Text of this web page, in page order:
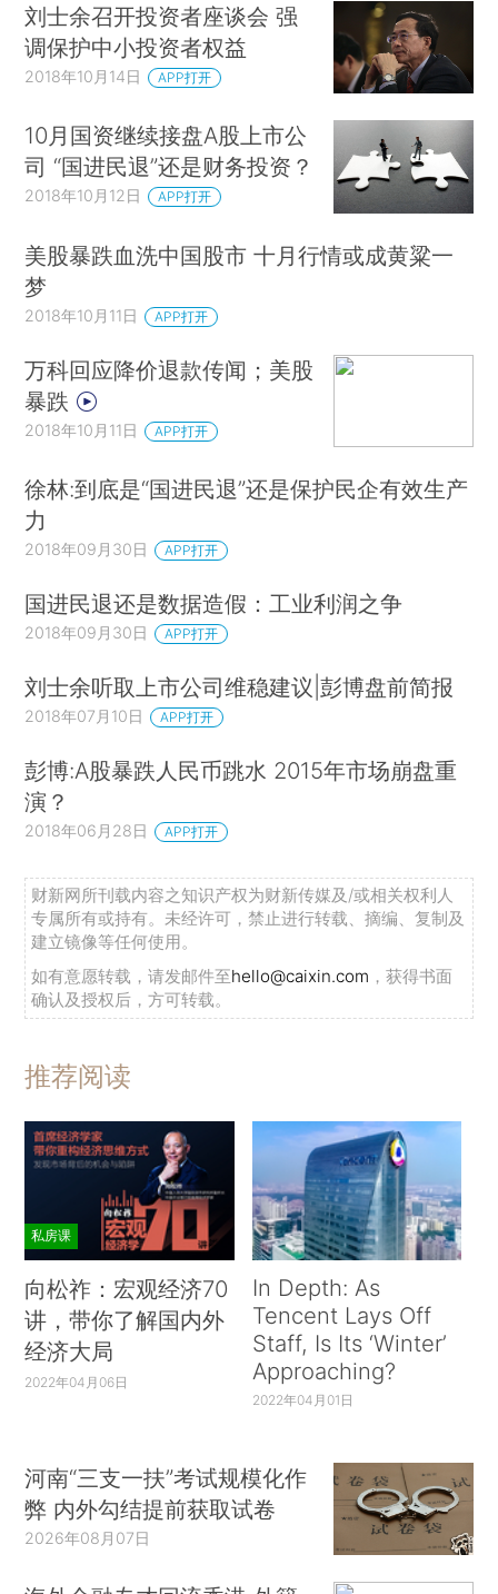
刘士余召开投资者座谈会 强
调保护中小投资者权益
2018年10月14日 APP打开
10月国资继续接盘A股上市公
司 “国进民退”还是财务投资？
2018年10月12日 APP打开
美股暴跌血洗中国股市 十月行情或成黄粱一
梦
2018年10月11日 APP打开
万科回应降价退款传闻；美股
暴跌
2018年10月11日 APP打开
徐林:到底是“国进民退”还是保护民企有效生产
力
2018年09月30日 APP打开
国进民退还是数据造假：工业利润之争
2018年09月30日 APP打开
刘士余听取上市公司维稳建议|彭博盘前简报
2018年07月10日 APP打开
彭博:A股暴跌人民币跳水 2015年市场崩盘重
演？
2018年06月28日 APP打开
财新网所刊载内容之知识产权为财新传媒及/或相关权利人
专属所有或持有。未经许可，禁止进行转载、摘编、复制及
建立镜像等任何使用。
如有意愿转载，请发邮件至hello@caixin.com ，获得书面
确认及授权后，方可转载。
推荐阅读
私房课
向松祚：宏观经济70
讲，带你了解国内外
经济大局
2022年04月06日
In Depth: As
Tencent Lays Off
Staff, Is Its ‘Winter’
Approaching?
2022年04月01日
河南“三支一扶”考试规模化作
弊 内外勾结提前获取试卷
2026年08月07日